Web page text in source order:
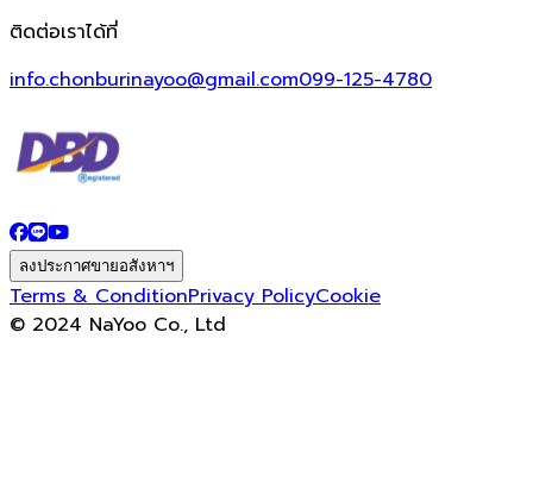
ติดต่อเราได้ที่
info.chonburinayoo@gmail.com099-125-4780
ลงประกาศขายอสังหาฯ
Terms & ConditionPrivacy PolicyCookie
© 2024 NaYoo Co., Ltd